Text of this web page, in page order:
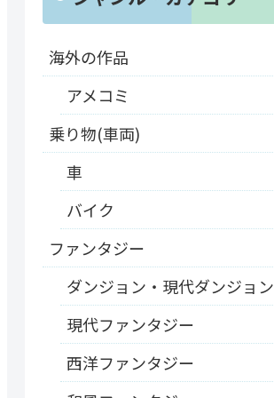
海外の作品
アメコミ
乗り物(車両)
車
バイク
ファンタジー
ダンジョン・現代ダンジョン
現代ファンタジー
西洋ファンタジー